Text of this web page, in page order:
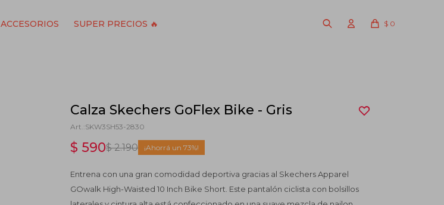
ACCESORIOS SUPER PRECIOS 🔥 $ 0
Calza Skechers GoFlex Bike - Gris
SKW3SH53-2830
$ 590$ 2.190 73
Entrena con una gran comodidad deportiva gracias al Skechers Apparel
GOwalk High-Waisted 10 Inch Bike Short. Este pantalón ciclista con bolsillos